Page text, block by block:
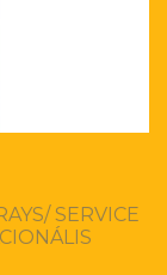
SERVICE